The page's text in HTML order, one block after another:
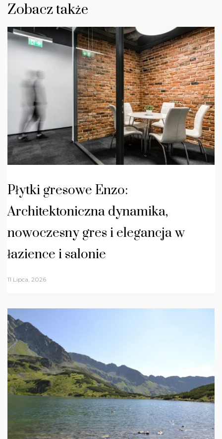
Zobacz także
Płytki gresowe Enzo:
Architektoniczna dynamika,
nowoczesny gres i elegancja w
łazience i salonie
11 Lipca, 2026